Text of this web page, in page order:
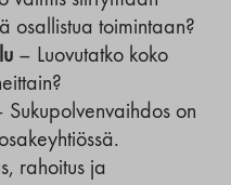
osallistua toimintaan?
– Luovutatko koko
Sukupolvenvaihdos on
rahoitus ja